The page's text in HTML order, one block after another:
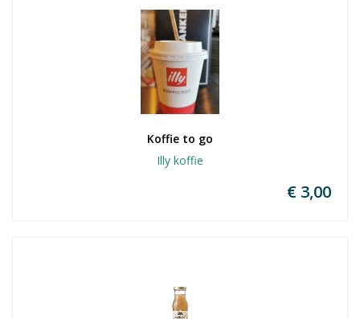
Koffie to go
Illy koffie
€ 3,00